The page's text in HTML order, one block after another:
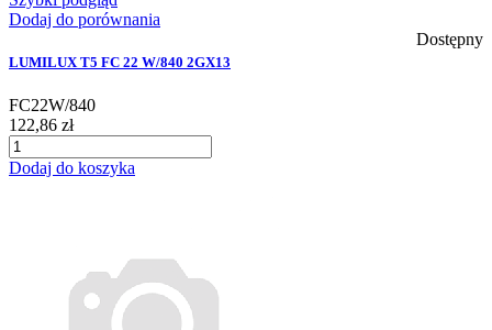
Dodaj do porównania
Dostępny
LUMILUX T5 FC 22 W/840 2GX13
FC22W/840
122,86 zł
Dodaj do koszyka